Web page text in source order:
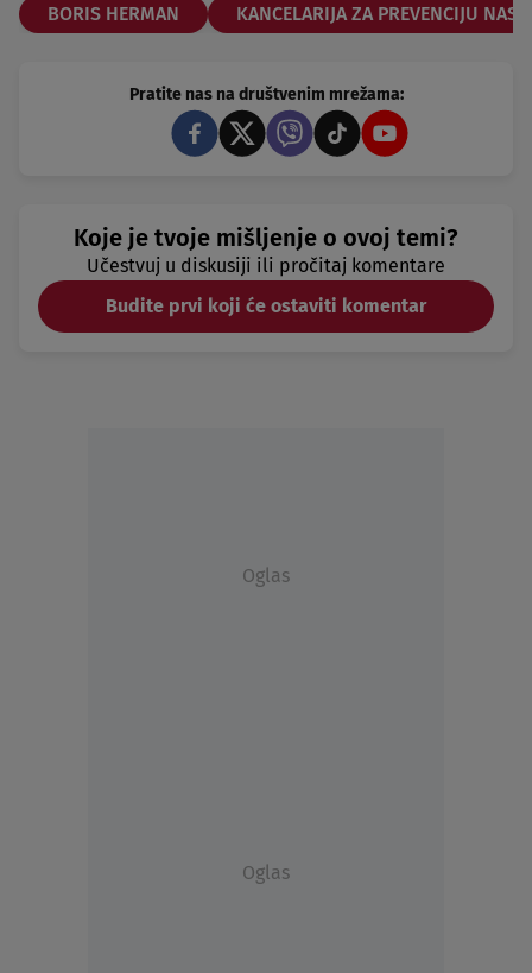
BORIS HERMAN KANCELARIJA ZA PREVENCIJU
Pratite nas na društvenim mrežama:
Koje je tvoje mišljenje o ovoj temi?
Učestvuj u diskusiji ili pročitaj komentare
Budite prvi koji će ostaviti komentar
Oglas
Oglas